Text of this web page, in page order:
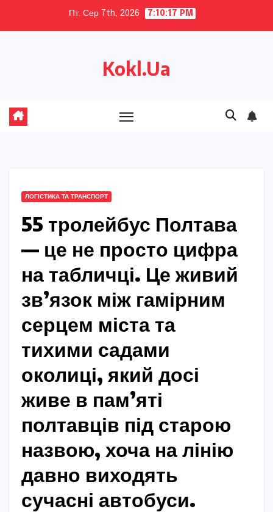
Пт. Сер 7th, 2026 7:10:19 PM
Kokl.Ua
ЛОГІСТИКА ТА ТРАНСПОРТ
55 тролейбус Полтава
— це не просто цифра
на табличці. Це живий
зв’язок між гамірним
серцем міста та
тихими садами
околиці, який досі
живе в пам’яті
полтавців під старою
назвою, хоча на лінію
давно виходять
сучасні автобуси.